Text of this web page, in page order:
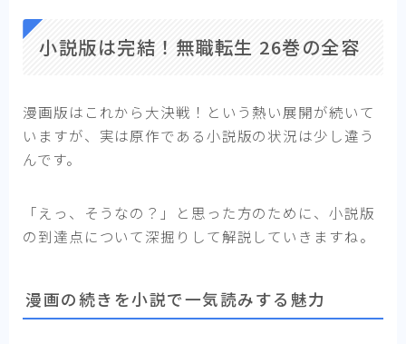
小説版は完結！無職転生 26巻の全容
漫画版はこれから大決戦！という熱い展開が続いて
いますが、実は原作である小説版の状況は少し違う
んです。
「えっ、そうなの？」と思った方のために、小説版
の到達点について深掘りして解説していきますね。
漫画の続きを小説で一気読みする魅力